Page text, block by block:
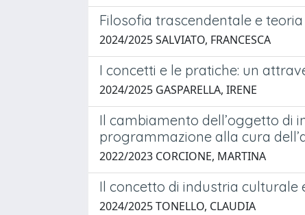
Filosofia trascendentale e
2024/2025 SALVIATO, FRANCESCA
I concetti e le pratiche: un
2024/2025 GASPARELLA, IRENE
Il cambiamento dell’oggetto di
programmazione alla cura
2022/2023 CORCIONE, MARTINA
Il concetto di industria culturale
2024/2025 TONELLO, CLAUDIA